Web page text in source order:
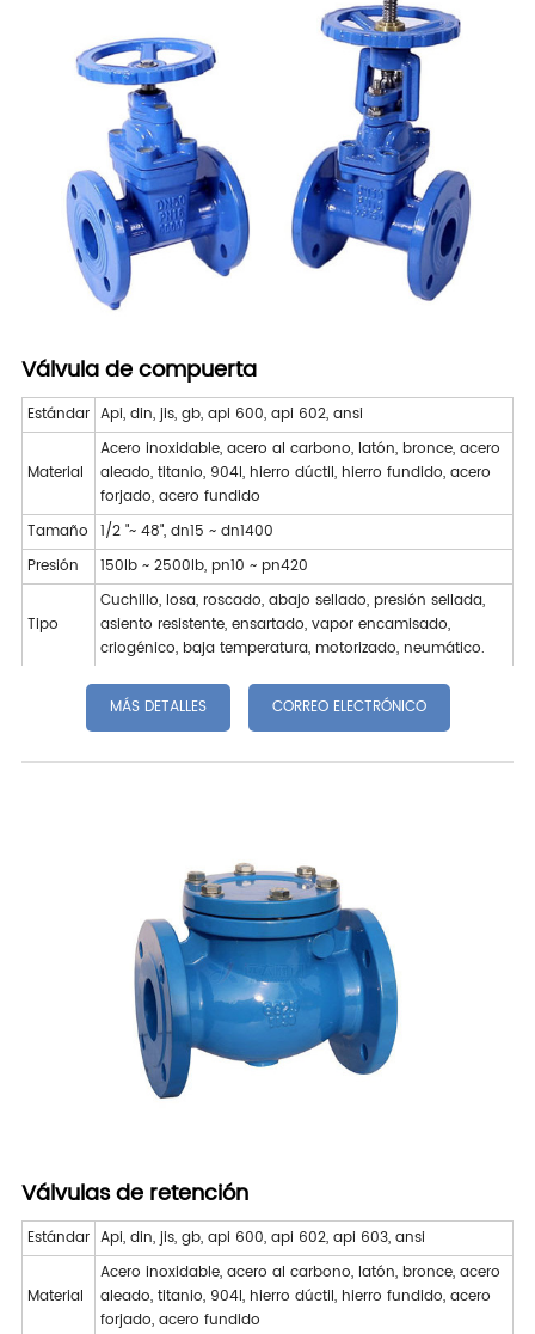
Válvula de compuerta
Estándar Api, din, jis, gb, api 600, api 602, ansi
Material
Acero inoxidable, acero al carbono, latón, bronce, acero
aleado, titanio, 904l, hierro dúctil, hierro fundido, acero
forjado, acero fundido
Tamaño 1/2 "~ 48", dn15 ~ dn1400
Presión
150lb ~ 2500lb, pn10 ~ pn420
Tipo
Cuchillo, losa, roscado, abajo sellado, presión sellada,
asiento resistente, ensartado, vapor encamisado,
criogénico, baja temperatura, motorizado, neumático.
MÁS DETALLES CORREO ELECTRÓNICO
Válvulas de retención
Estándar Api, din, jis, gb, api 600, api 602, api 603, ansi
Material
Acero inoxidable, acero al carbono, latón, bronce, acero
aleado, titanio, 904l, hierro dúctil, hierro fundido, acero
forjado, acero fundido